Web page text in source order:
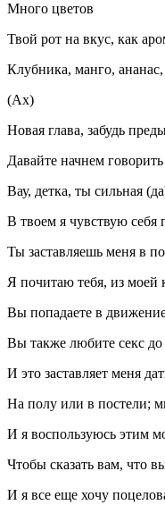
Много цветов
Твой рот на вкус, как
Клубника, манго, ананас,
(Ах)
Новая глава, забудь
Давайте начнем
Вау, детка, ты сильная
В твоем я чувствую себя
Ты заставляешь меня в
Я почитаю тебя, из моей
Вы попадаете в
Вы также любите секс до
И это заставляет меня
На полу или в постели;
И я воспользуюсь этим
Чтобы сказать вам, что
И я все еще хочу